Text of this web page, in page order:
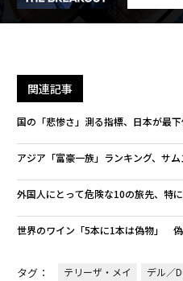
関連記事
国の「悲惨さ」測る指標、日本が最
アジア「富豪一族」ランキング、サ
外国人にとって危険な10の旅先、特
世界のワイン「5本に1本は偽物」
タグ： テリーザ・メイ デル／